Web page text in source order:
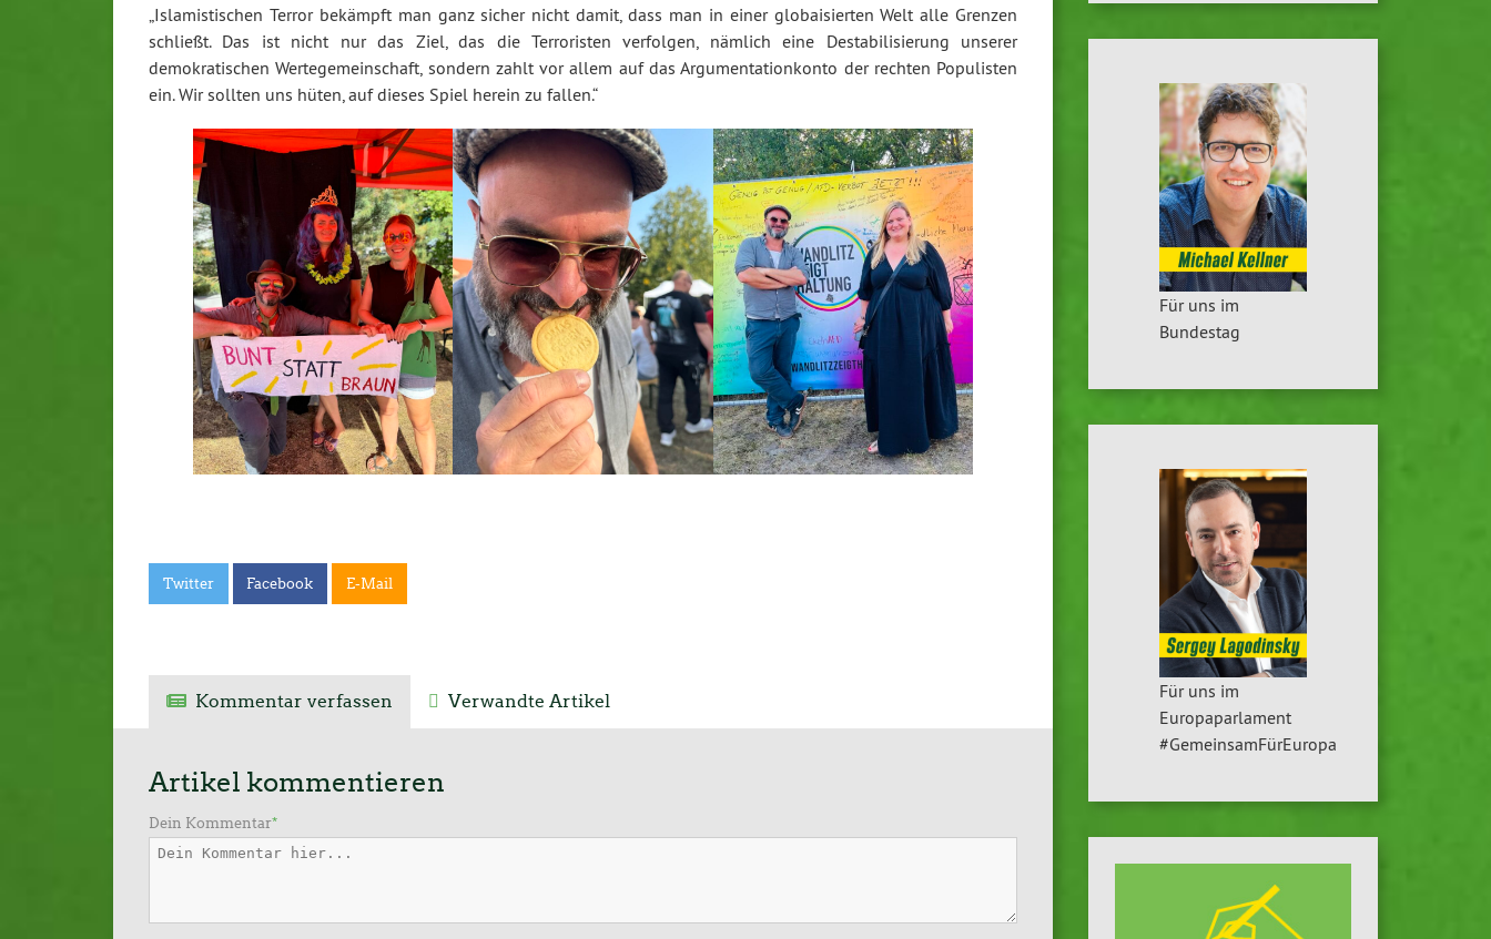
„Islamistischen Terror bekämpft man ganz sicher nicht damit, dass man in einer globaisierten Welt alle Grenzen
schließt. Das ist nicht nur das Ziel, das die Terroristen verfolgen, nämlich eine Destabilisierung unserer
demokratischen Wertegemeinschaft, sondern zahlt vor allem auf das Argumentationkonto der rechten Populisten
ein. Wir sollten uns hüten, auf dieses Spiel herein zu fallen.“
Twitter Facebook E-Mail
Kommentar verfassen Verwandte Artikel
Artikel kommentieren
Dein Kommentar*
Für uns im
Bundestag
Für uns im
Europaparlament
#GemeinsamFürEuropa